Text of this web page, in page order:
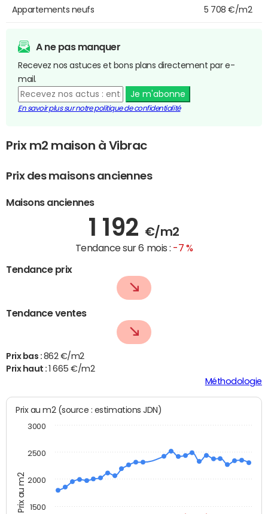
Appartements neufs 5 708 €/m2
A ne pas manquer
Recevez nos astuces et bons plans directement par e-
mail.
Je m'abonne
En savoir plus sur notre politique de confidentialité
Prix m2 maison à Vibrac
Prix des maisons anciennes
Maisons anciennes
1 192 €/m2
Tendance sur 6 mois : -7 %
Tendance prix
Tendance ventes
Prix bas : 862 €/m2
Prix haut :
1 665 €/m2
Méthodologie
Prix au m2
Prix au m2 (source : estimations JDN)
1500
2000
2500
3000